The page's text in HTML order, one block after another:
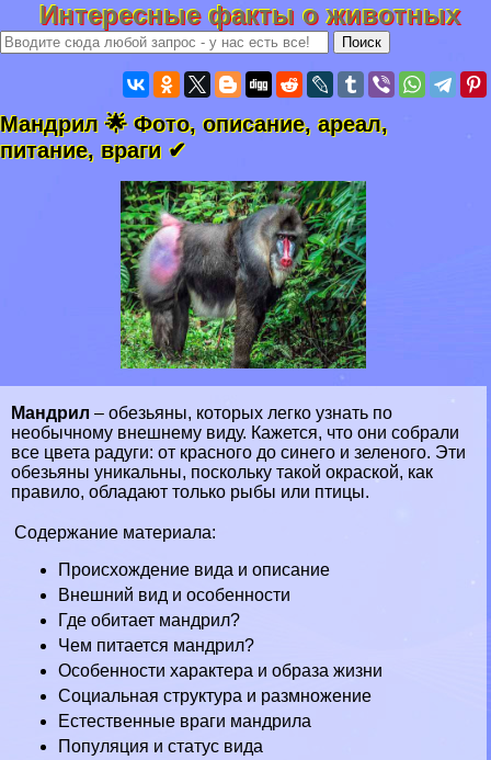
Интересные факты о животных
Maндрил 🌟 Фото, описание, ареал,
питание, враги ✔
Maндрил – обезьяны, которых легко узнать по
необычному внешнему виду. Кажется, что они собрали
все цвета радуги: от красного до синего и зеленого. Эти
обезьяны уникальны, поскольку такой окраской, как
правило, обладают только рыбы или птицы.
Содержание материала:
Происхождение вида и описание
Внешний вид и особенности
Где обитает мaндрил?
Чем питается мaндрил?
Особенности хаpaктера и образа жизни
Социальная структура и размножение
Естественные враги мaндрила
Популяция и статус вида